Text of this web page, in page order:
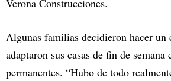
Verona Construcciones.
Algunas familias decidieron hacer un
adaptaron sus casas de fin de
permanentes. “Hubo de todo